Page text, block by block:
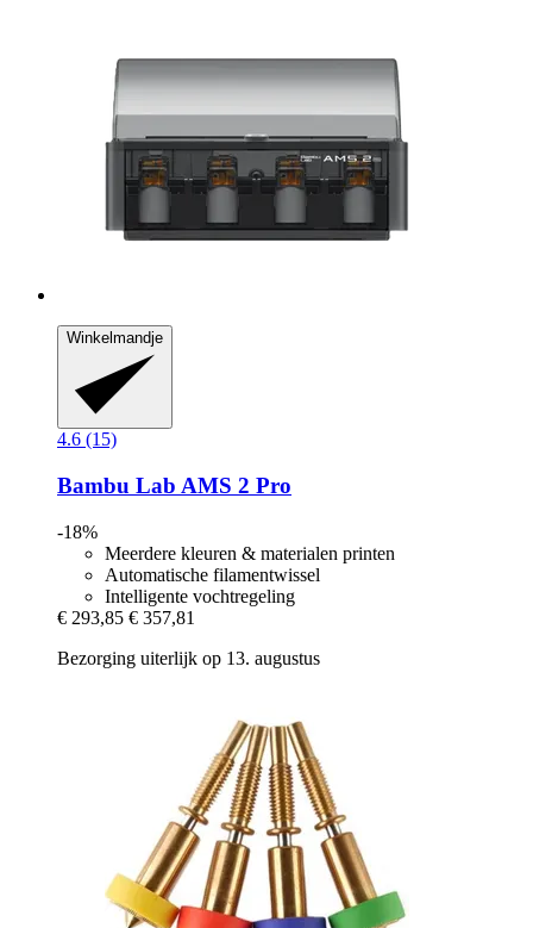
Winkelmandje
4.6 (15)
Bambu Lab AMS 2 Pro
-18%
Meerdere kleuren & materialen printen
Automatische filamentwissel
Intelligente vochtregeling
€ 293,85 € 357,81
Bezorging uiterlijk op 13. augustus